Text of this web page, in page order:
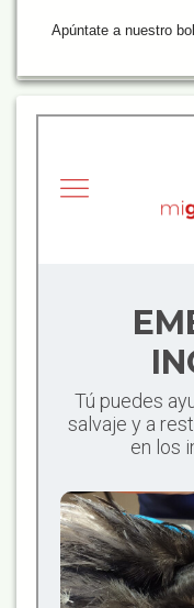
Apúntate a nuestro